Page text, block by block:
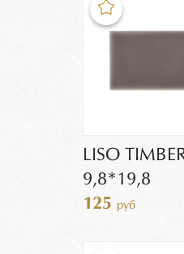
LISO
9,8*19,8
125 руб